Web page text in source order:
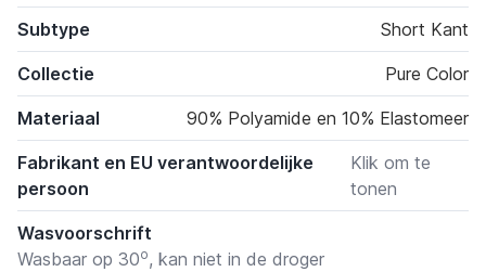
Subtype Short Kant
Collectie Pure Color
Materiaal 90% Polyamide en 10% Elastomeer
Fabrikant en EU verantwoordelijke
persoon
Klik om te
tonen
Wasvoorschrift
Wasbaar op 30o, kan niet in de droger